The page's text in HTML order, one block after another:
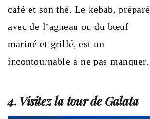
café et son thé. Le kebab, préparé
avec de l’agneau ou du bœuf
mariné et grillé, est un
incontournable à ne pas manquer.
4. Visitez la tour de Galata